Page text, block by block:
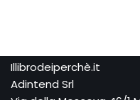
Illibrodeiperchè.it
Adintend Srl